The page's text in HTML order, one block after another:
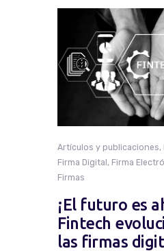
Artículos y publicaciones,
Firma Digital, Firma
Firmas
¡El futuro es
Fintech
las firmas